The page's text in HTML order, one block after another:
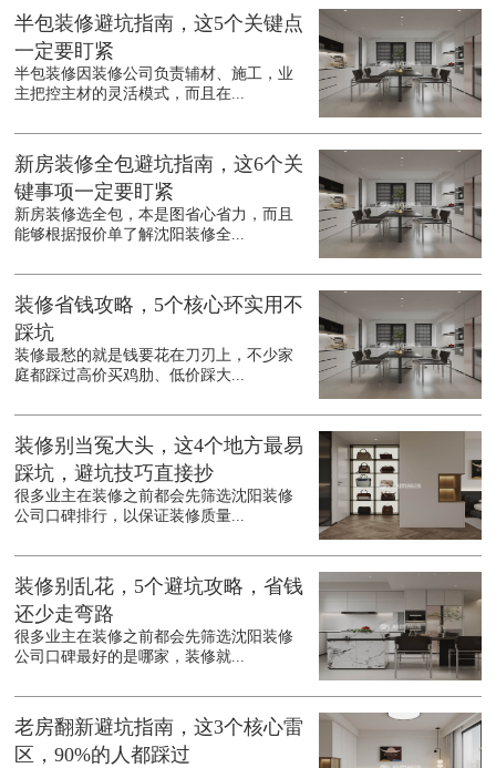
半包装修避坑指南，这5个关键点
一定要盯紧
半包装修因装修公司负责辅材、施工，业
主把控主材的灵活模式，而且在...
新房装修全包避坑指南，这6个关
键事项一定要盯紧
新房装修选全包，本是图省心省力，而且
能够根据报价单了解沈阳装修全...
装修省钱攻略，5个核心环实用不
踩坑
装修最愁的就是钱要花在刀刃上，不少家
庭都踩过高价买鸡肋、低价踩大...
装修别当冤大头，这4个地方最易
踩坑，避坑技巧直接抄
很多业主在装修之前都会先筛选沈阳装修
公司口碑排行，以保证装修质量...
装修别乱花，5个避坑攻略，省钱
还少走弯路
很多业主在装修之前都会先筛选沈阳装修
公司口碑最好的是哪家，装修就...
老房翻新避坑指南，这3个核心雷
区，90%的人都踩过